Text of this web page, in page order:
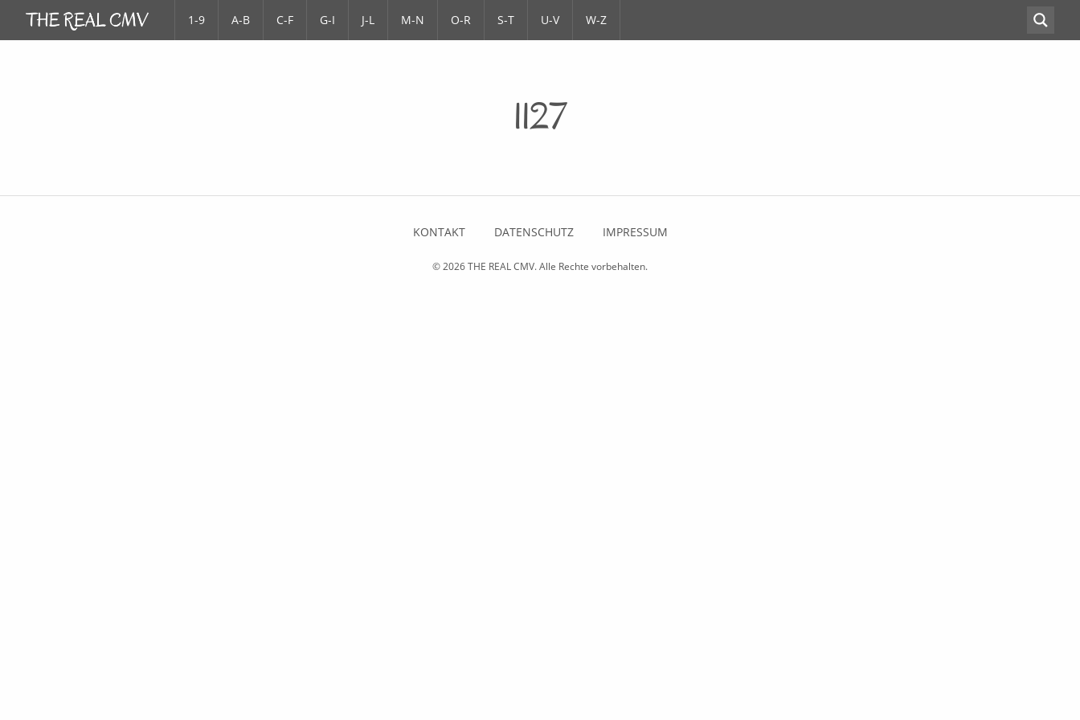
1-9 A-B C-F G-I J-L M-N O-R S-T U-V W-Z
1127
KONTAKT DATENSCHUTZ IMPRESSUM
© 2026THE REAL CMV. Alle Rechte vorbehalten.